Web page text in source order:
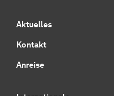
Aktuelles
Kontakt
Anreise